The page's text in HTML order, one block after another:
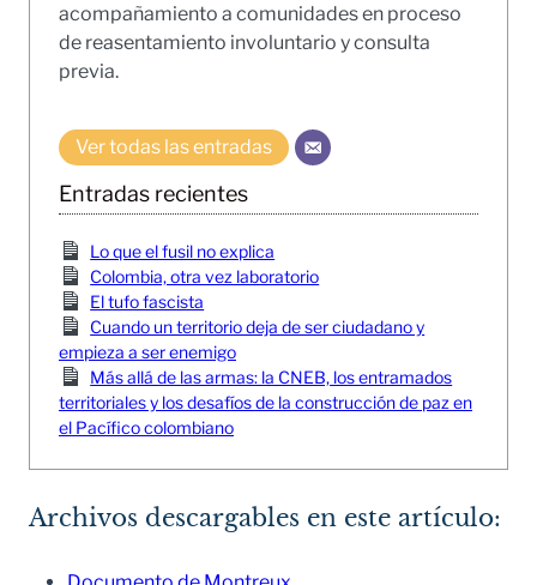
acompañamiento a comunidades en proceso
de reasentamiento involuntario y consulta
previa.
Ver todas las entradas
Entradas recientes
Lo que el fusil no explica
Colombia, otra vez laboratorio
El tufo fascista
Cuando un territorio deja de ser ciudadano y
empieza a ser enemigo
Más allá de las armas: la CNEB, los entramados
territoriales y los desafíos de la construcción de paz en
el Pacífico colombiano
Archivos descargables en este artículo: